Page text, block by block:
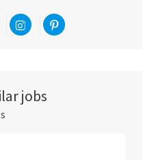
LinkedIn
via email
Share viaShare via
jobs